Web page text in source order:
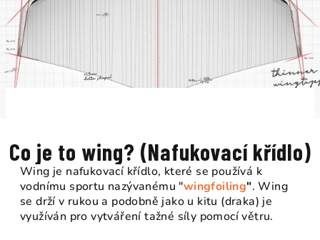
Co je to wing? (Nafukovací křídlo)
Wing je nafukovací křídlo, které se používá k
vodnímu sportu nazývanému "wingfoiling". Wing
se drží v rukou a podobně jako u kitu (draka) je
využíván pro vytváření tažné síly pomocí větru.